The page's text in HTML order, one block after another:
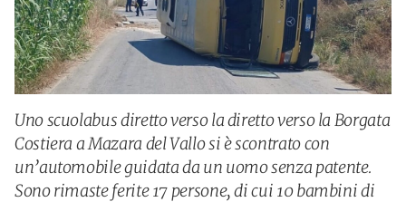
Uno scuolabus diretto verso la diretto verso la Borgata
Costiera a Mazara del Vallo si è scontrato con
un’automobile guidata da un uomo senza patente.
Sono rimaste ferite 17 persone, di cui 10 bambini di